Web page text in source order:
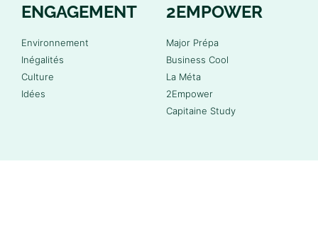
ENGAGEMENT
Environnement
Inégalités
Culture
Idées
2EMPOWER
Major Prépa
Business Cool
La Méta
2Empower
Capitaine Study